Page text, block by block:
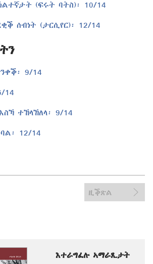
(ፍሩት ባትስ)፡ 10/14
ሰብነት (ታርሲየር)፡ 12/14
9/14
14
ተኸላኸለላ፡ 9/14
12/14
ዚቕጽል
እተራግፈሉ ኣማራጺታት